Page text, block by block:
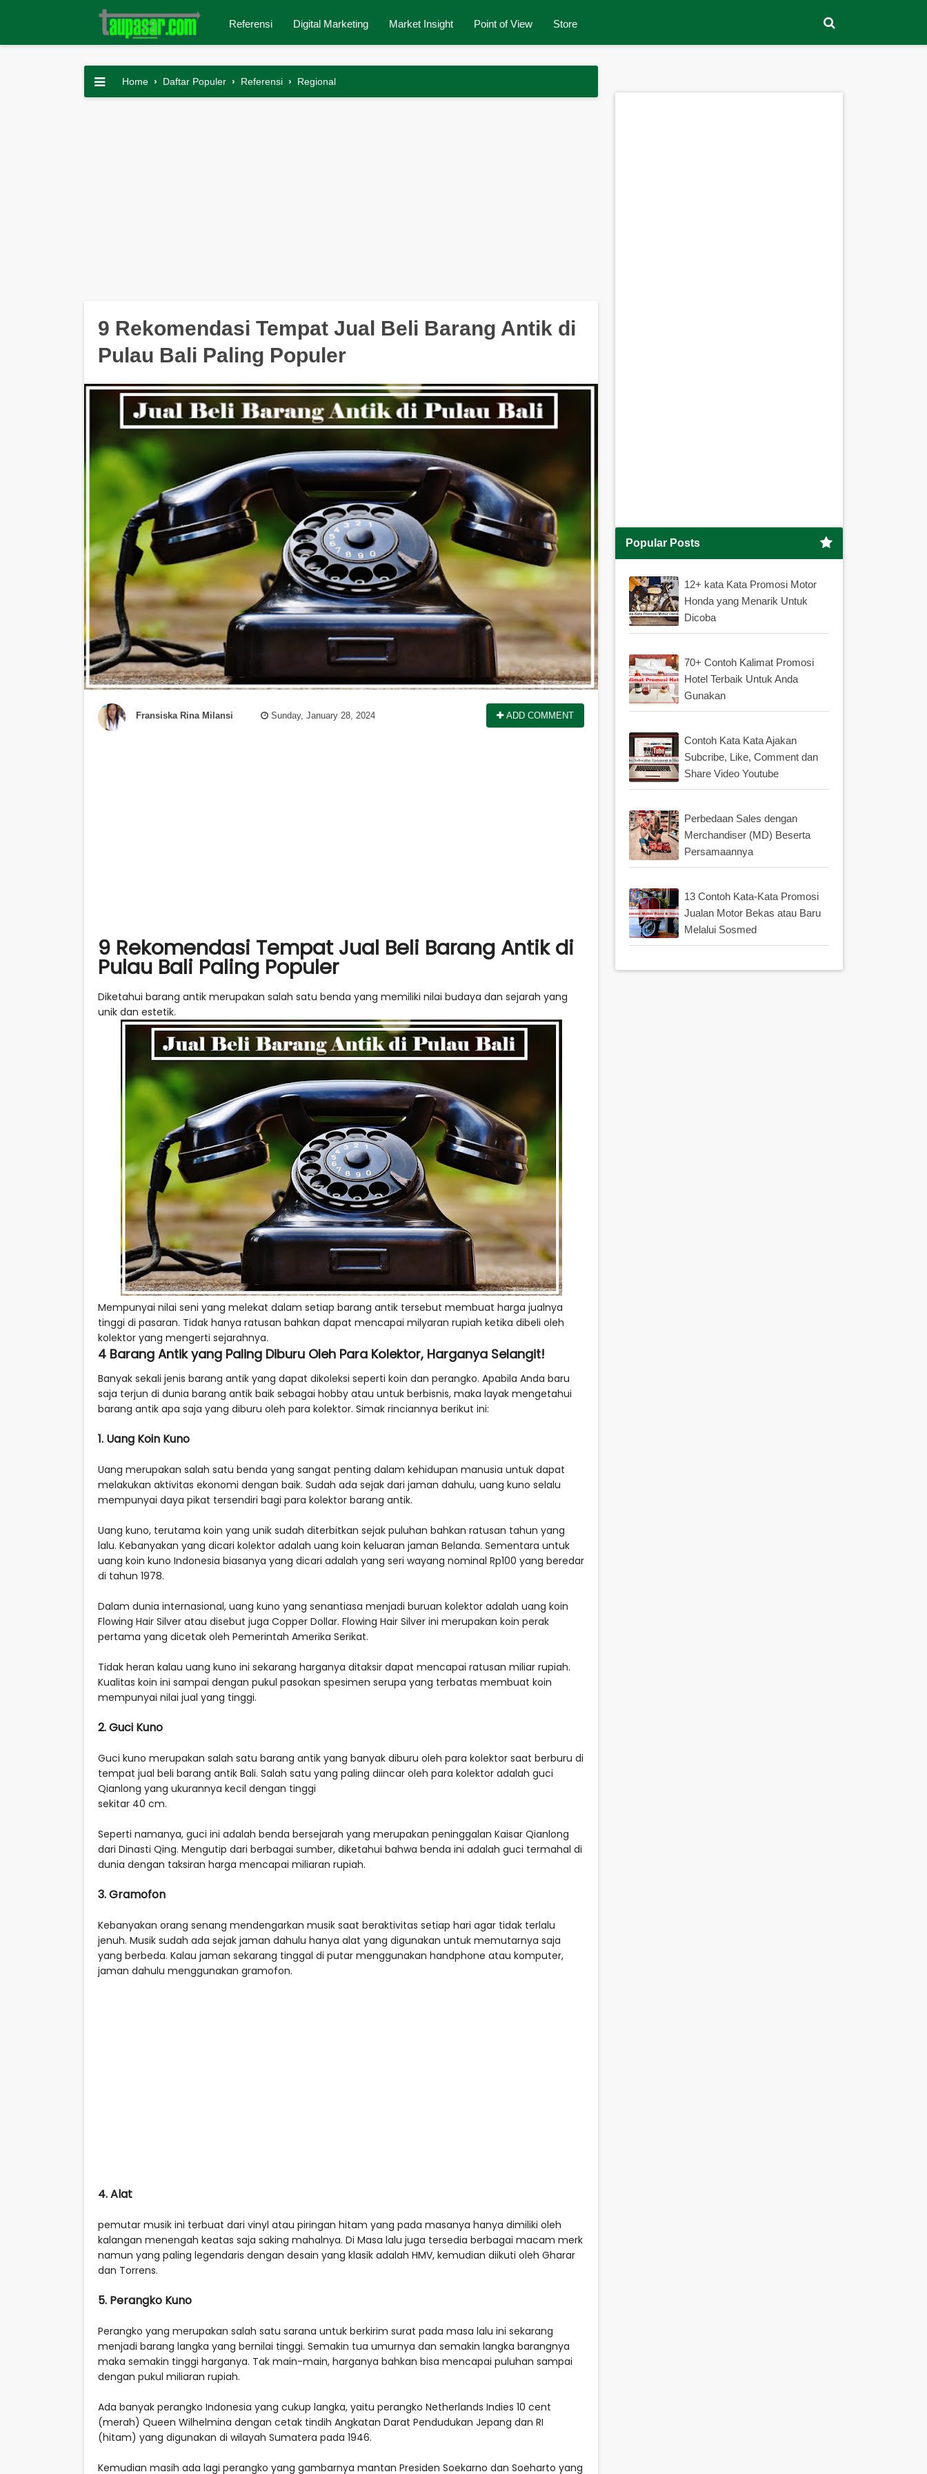
Referensi Digital Marketing Market Insight Point of View Store
Home › Daftar Populer › Referensi › Regional
9 Rekomendasi Tempat Jual Beli Barang Antik di
Pulau Bali Paling Populer
Fransiska Rina Milansi Sunday, January 28, 2024 ADD COMMENT
9 Rekomendasi Tempat Jual Beli Barang Antik di
Pulau Bali Paling Populer
Diketahui barang antik merupakan salah satu benda yang memiliki nilai budaya dan sejarah yang
unik dan estetik.
Mempunyai nilai seni yang melekat dalam setiap barang antik tersebut membuat harga jualnya
tinggi di pasaran. Tidak hanya ratusan bahkan dapat mencapai milyaran rupiah ketika dibeli oleh
kolektor yang mengerti sejarahnya.
4 Barang Antik yang Paling Diburu Oleh Para Kolektor, Harganya Selangit!
Banyak sekali jenis barang antik yang dapat dikoleksi seperti koin dan perangko. Apabila Anda baru
saja terjun di dunia barang antik baik sebagai hobby atau untuk berbisnis, maka layak mengetahui
barang antik apa saja yang diburu oleh para kolektor. Simak rinciannya berikut ini:
1. Uang Koin Kuno
Uang merupakan salah satu benda yang sangat penting dalam kehidupan manusia untuk dapat
melakukan aktivitas ekonomi dengan baik. Sudah ada sejak dari jaman dahulu, uang kuno selalu
mempunyai daya pikat tersendiri bagi para kolektor barang antik.
Uang kuno, terutama koin yang unik sudah diterbitkan sejak puluhan bahkan ratusan tahun yang
lalu. Kebanyakan yang dicari kolektor adalah uang koin keluaran jaman Belanda. Sementara untuk
uang koin kuno Indonesia biasanya yang dicari adalah yang seri wayang nominal Rp100 yang beredar
di tahun 1978.
Dalam dunia internasional, uang kuno yang senantiasa menjadi buruan kolektor adalah uang koin
Flowing Hair Silver atau disebut juga Copper Dollar. Flowing Hair Silver ini merupakan koin perak
pertama yang dicetak oleh Pemerintah Amerika Serikat.
Tidak heran kalau uang kuno ini sekarang harganya ditaksir dapat mencapai ratusan miliar rupiah.
Kualitas koin ini sampai dengan pukul pasokan spesimen serupa yang terbatas membuat koin
mempunyai nilai jual yang tinggi.
2. Guci Kuno
Guci kuno merupakan salah satu barang antik yang banyak diburu oleh para kolektor saat berburu di
tempat jual beli barang antik Bali. Salah satu yang paling diincar oleh para kolektor adalah guci
Qianlong yang ukurannya kecil dengan tinggi
sekitar 40 cm.
Seperti namanya, guci ini adalah benda bersejarah yang merupakan peninggalan Kaisar Qianlong
dari Dinasti Qing. Mengutip dari berbagai sumber, diketahui bahwa benda ini adalah guci termahal di
dunia dengan taksiran harga mencapai miliaran rupiah.
3. Gramofon
Kebanyakan orang senang mendengarkan musik saat beraktivitas setiap hari agar tidak terlalu
jenuh. Musik sudah ada sejak jaman dahulu hanya alat yang digunakan untuk memutarnya saja
yang berbeda. Kalau jaman sekarang tinggal di putar menggunakan handphone atau komputer,
jaman dahulu menggunakan gramofon.
4. Alat
pemutar musik ini terbuat dari vinyl atau piringan hitam yang pada masanya hanya dimiliki oleh
kalangan menengah keatas saja saking mahalnya. Di Masa lalu juga tersedia berbagai macam merk
namun yang paling legendaris dengan desain yang klasik adalah HMV, kemudian diikuti oleh Gharar
dan Torrens.
5. Perangko Kuno
Perangko yang merupakan salah satu sarana untuk berkirim surat pada masa lalu ini sekarang
menjadi barang langka yang bernilai tinggi. Semakin tua umurnya dan semakin langka barangnya
maka semakin tinggi harganya. Tak main-main, harganya bahkan bisa mencapai puluhan sampai
dengan pukul miliaran rupiah.
Ada banyak perangko Indonesia yang cukup langka, yaitu perangko Netherlands Indies 10 cent
(merah) Queen Wilhelmina dengan cetak tindih Angkatan Darat Pendudukan Jepang dan RI
(hitam) yang digunakan di wilayah Sumatera pada 1946.
Kemudian masih ada lagi perangko yang gambarnya mantan Presiden Soekarno dan Soeharto yang
Popular Posts
12+ kata Kata Promosi Motor
Honda yang Menarik Untuk
Dicoba
70+ Contoh Kalimat Promosi
Hotel Terbaik Untuk Anda
Gunakan
Contoh Kata Kata Ajakan
Subcribe, Like, Comment dan
Share Video Youtube
Perbedaan Sales dengan
Merchandiser (MD) Beserta
Persamaannya
13 Contoh Kata-Kata Promosi
Jualan Motor Bekas atau Baru
Melalui Sosmed